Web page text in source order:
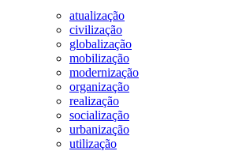
atualização
civilização
globalização
mobilização
modernização
organização
realização
socialização
urbanização
utilização